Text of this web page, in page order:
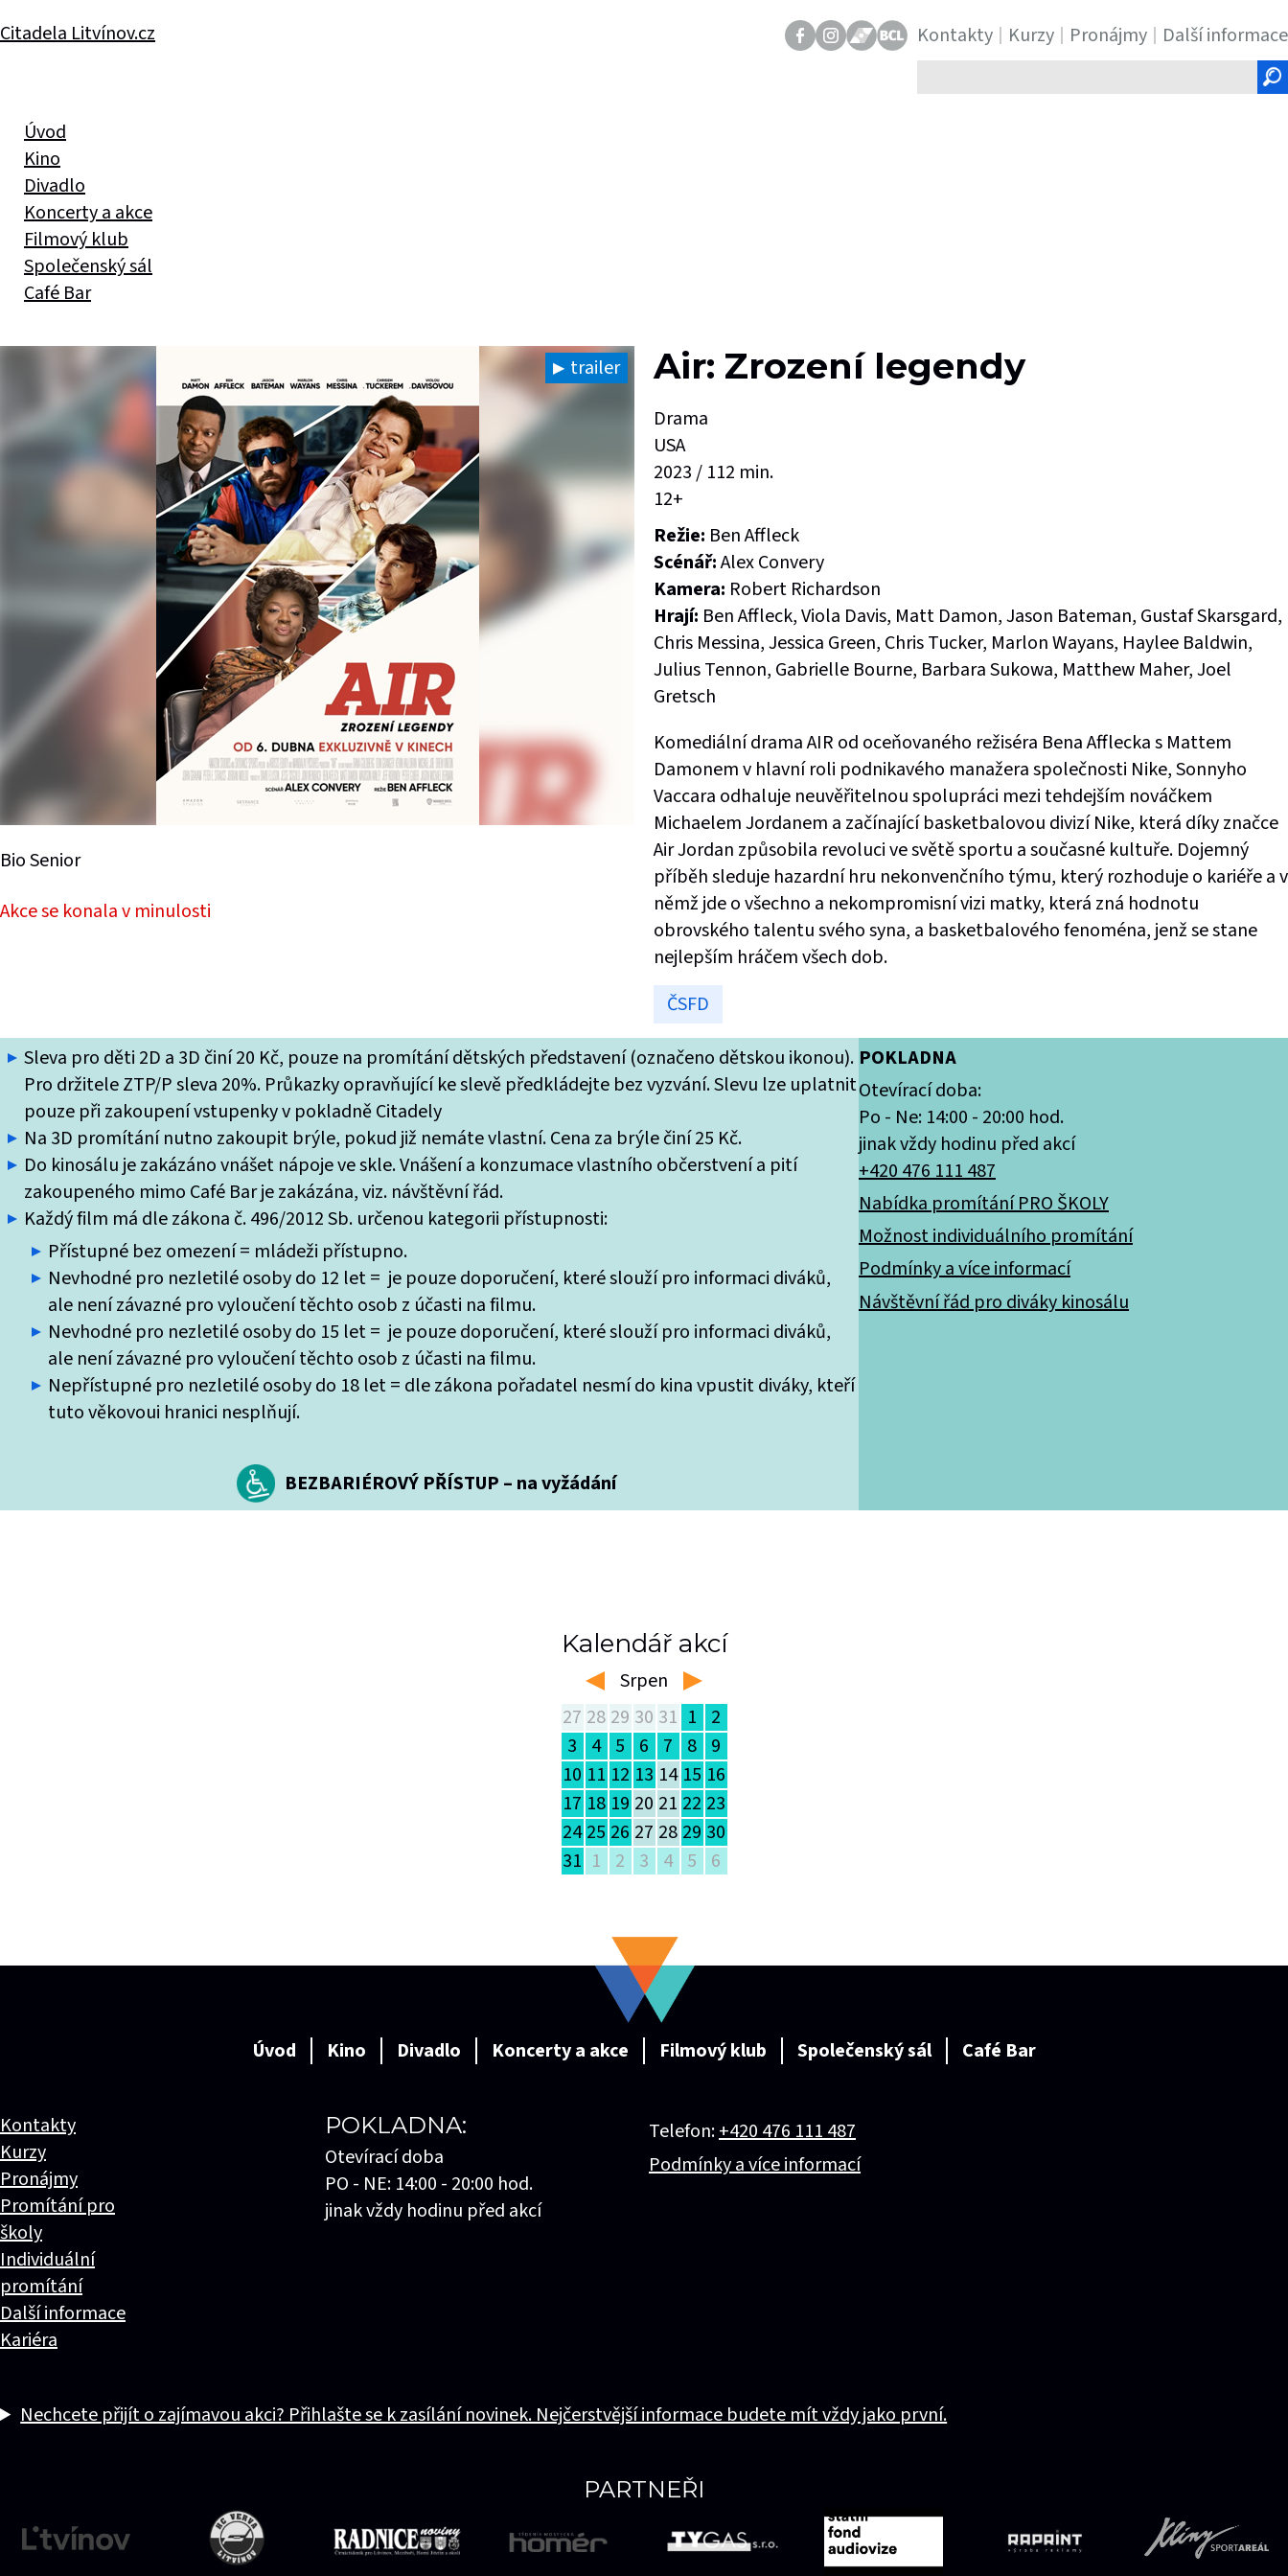
Kontakty Kurzy Pronájmy
Další informace
text
Citadela Litvínov.cz
Úvod
Kino
Divadlo
Koncerty a akce
Filmový klub
Společenský sál
Café Bar
Sleva pro děti 2D a 3D činí 20 Kč, pouze na promítání dětských představení (označeno dětskou ikonou).
Pro držitele ZTP/P sleva 20%. Průkazky opravňující ke slevě předkládejte bez vyzvání. Slevu lze uplatnit
pouze při zakoupení vstupenky v pokladně Citadely
Na 3D promítání nutno zakoupit brýle, pokud již nemáte vlastní. Cena za brýle činí 25 Kč.
Do kinosálu je zakázáno vnášet nápoje ve skle. Vnášení a konzumace vlastního občerstvení a pití
zakoupeného mimo Café Bar je zakázána, viz. návštěvní řád.
Každý film má dle zákona č. 496/2012 Sb. určenou kategorii přístupnosti:
Přístupné bez omezení = mládeži přístupno.
Nevhodné pro nezletilé osoby do 12 let = je pouze doporučení, které slouží pro informaci diváků,
ale není závazné pro vyloučení těchto osob z účasti na filmu.
Nevhodné pro nezletilé osoby do 15 let = je pouze doporučení, které slouží pro informaci diváků,
ale není závazné pro vyloučení těchto osob z účasti na filmu.
Nepřístupné pro nezletilé osoby do 18 let = dle zákona pořadatel nesmí do kina vpustit diváky, kteří
tuto věkovoui hranici nesplňují.
BEZBARIÉROVÝ PŘÍSTUP – na vyžádání
POKLADNA
Otevírací doba:
Po - Ne: 14:00 - 20:00 hod.
jinak vždy hodinu před akcí
+420 476 111 487
Nabídka promítání PRO ŠKOLY
Možnost individuálního promítání
Podmínky a více informací
Návštěvní řád pro diváky kinosálu
Air: Zrození legendy
Drama
USA
2023 / 112 min.
12+
Režie: Ben Affleck
Scénář:Alex Convery
Kamera: Robert Richardson
Hrají: Ben Affleck, Viola Davis, Matt Damon, Jason Bateman, Gustaf Skarsgard,
Chris Messina, Jessica Green, Chris Tucker, Marlon Wayans, Haylee Baldwin,
Julius Tennon, Gabrielle Bourne, Barbara Sukowa, Matthew Maher, Joel
Gretsch
Komediální drama AIR od oceňovaného režiséra Bena Afflecka s Mattem
Damonem v hlavní roli podnikavého manažera společnosti Nike, Sonnyho
Vaccara odhaluje neuvěřitelnou spolupráci mezi tehdejším nováčkem
Michaelem Jordanem a začínající basketbalovou divizí Nike, která díky značce
Air Jordan způsobila revoluci ve světě sportu a současné kultuře. Dojemný
příběh sleduje hazardní hru nekonvenčního týmu, který rozhoduje o kariéře a v
němž jde o všechno a nekompromisní vizi matky, která zná hodnotu
obrovského talentu svého syna, a basketbalového fenoména, jenž se stane
nejlepším hráčem všech dob.
ČSFD
trailer
Bio Senior
Akce se konala v minulosti
Kalendář akcí
left Srpen right
27 28 29 30 31 1
2
3
4 5 6 7 8 9
10 11 12 13 14 15 16
17 18 19 20 21 22 23
24 25 26 27 28 29 30
31 1 2 3 4 5 6
Úvod Kino Divadlo Koncerty a akce Filmový klub Společenský sál Café Bar
PARTNEŘI
Kontakty
Kurzy
Pronájmy
Promítání pro
školy
Individuální
promítání
Další informace
Kariéra
POKLADNA:
Otevírací doba
PO - NE: 14:00 - 20:00 hod.
jinak vždy hodinu před akcí
Telefon:+420 476 111 487
Podmínky a více informací
Nechcete přijít o zajímavou akci? Přihlašte se k zasílání novinek. Nejčerstvější informace budete mít vždy jako první.